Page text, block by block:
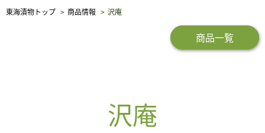
東海漬物トップ 商品情報 沢庵
商品一覧
沢庵